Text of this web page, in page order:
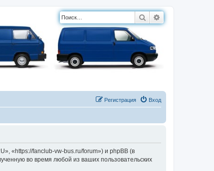
Поиск
Вход
Регистрация
«https://fanclub-vw-bus.ru/forum») и phpBB (в
во время любой из ваших пользовательских